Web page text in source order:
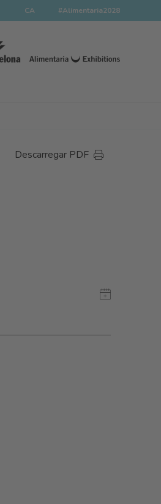
CA #Alimentaria2028
Descarregar PDF